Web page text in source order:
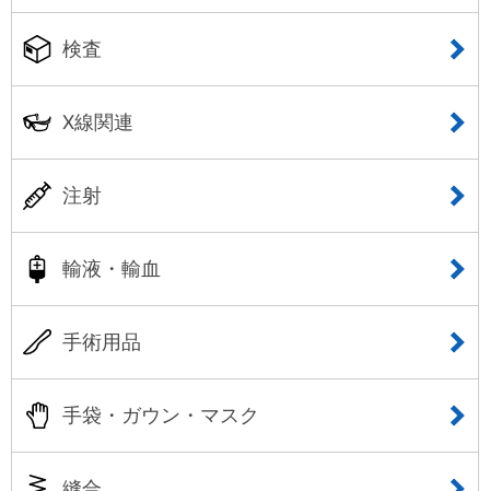
検査
X線関連
注射
輸液・輸血
手術用品
手袋・ガウン・マスク